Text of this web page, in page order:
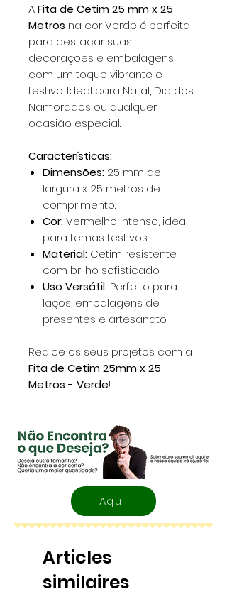
AFita de Cetim 25 mm x 25
Metros na cor Verde é perfeita
para destacar suas
decorações e embalagens
com um toque vibrante e
festivo. Ideal para Natal, Dia dos
Namorados ou qualquer
ocasião especial.
Características:
Dimensões: 25 mm de
largura x 25 metros de
comprimento.
Cor:Vermelho intenso, ideal
para temas festivos.
Material: Cetim resistente
com brilho sofisticado.
Uso Versátil: Perfeito para
laços, embalagens de
presentes e artesanato.
Realce os seus projetos com a
Fita de Cetim 25mm x 25
Metros - Verde!
Aqui
Articles
similaires